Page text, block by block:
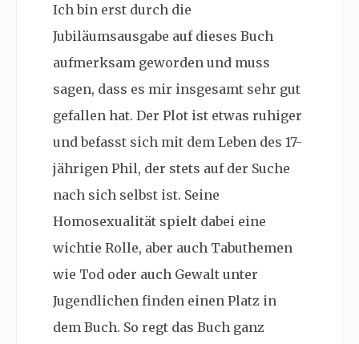
Ich bin erst durch die
Jubiläumsausgabe auf dieses Buch
aufmerksam geworden und muss
sagen, dass es mir insgesamt sehr gut
gefallen hat. Der Plot ist etwas ruhiger
und befasst sich mit dem Leben des 17-
jährigen Phil, der stets auf der Suche
nach sich selbst ist. Seine
Homosexualität spielt dabei eine
wichtie Rolle, aber auch Tabuthemen
wie Tod oder auch Gewalt unter
Jugendlichen finden einen Platz in
dem Buch. So regt das Buch ganz